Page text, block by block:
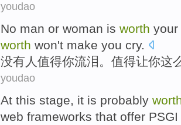
youdao
No man or woman is worth your
worth won't make you cry.
没有人 值得你流泪 。值得让你这
youdao
At this stage, it is probably
web frameworks that offer PSGI